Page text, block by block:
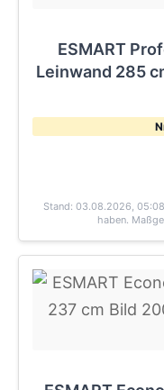
ESMART
Leinwand 285
Stand: 03.08.2026,
haben.